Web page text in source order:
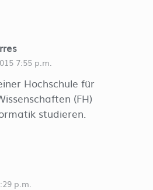
7:55 p.m.
Hochschule für
(FH)
studieren.
p.m.